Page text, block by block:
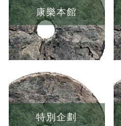
康樂本館
特別企劃